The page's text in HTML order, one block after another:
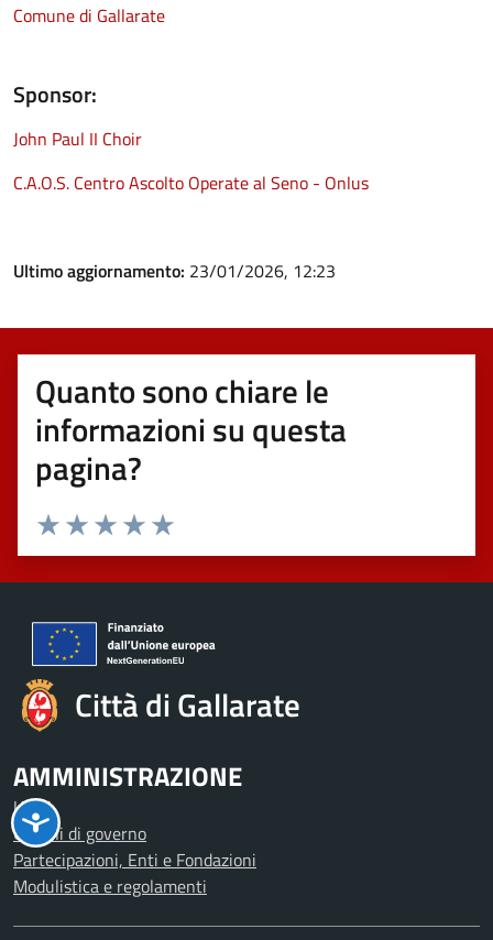
Comune di Gallarate
Sponsor:
John Paul II Choir
C.A.O.S. Centro Ascolto Operate al Seno - Onlus
Ultimo aggiornamento: 23/01/2026, 12:23
Quanto sono chiare le
informazioni su questa
pagina?
Valuta 5 stelle su 5
Valuta 4 stelle su 5
Valuta 3 stelle su 5
Valuta 2 stelle su 5
Valuta 1 stelle su 5
Città di Gallarate
AMMINISTRAZIONE
Uffici
Organi di governo
Partecipazioni, Enti e Fondazioni
Modulistica e regolamenti